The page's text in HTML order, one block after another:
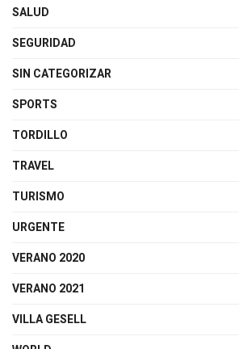
SALUD
SEGURIDAD
SIN CATEGORIZAR
SPORTS
TORDILLO
TRAVEL
TURISMO
URGENTE
VERANO 2020
VERANO 2021
VILLA GESELL